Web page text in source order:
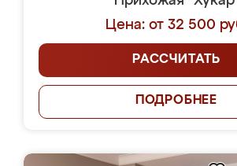
Цена: от 32 500
РАССЧИТАТЬ
ПОДРОБНЕЕ